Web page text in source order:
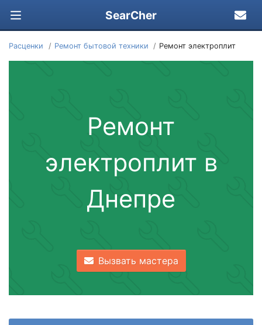
SearCher
Расценки Ремонт бытовой техники Ремонт электроплит
Ремонт
электроплит в
Днепре
Вызвать мастера